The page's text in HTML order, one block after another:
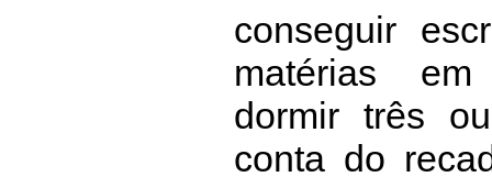
conseguir
matérias
dormir três
conta do